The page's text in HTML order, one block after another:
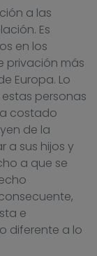
a las
Es
en los
privación más
Europa. Lo
personas
costado
de la
a sus hijos y
a que se
e
diferente a lo